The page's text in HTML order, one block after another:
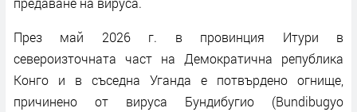
През май 2026 г. в провинция Итури в
североизточната част на Демократична република
Конго и в съседна Уганда е потвърдено огнище,
причинено от вируса Бундибугио (Bundibugyo